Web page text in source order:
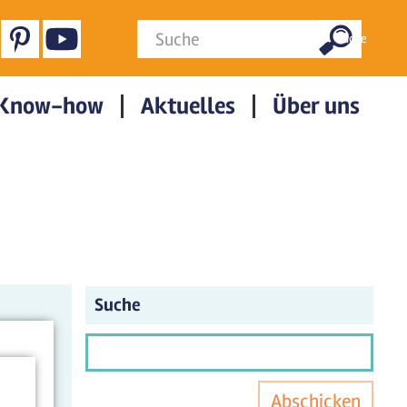
Suchformular Suche
how Aktuelles Über uns
Suche
Abschicken